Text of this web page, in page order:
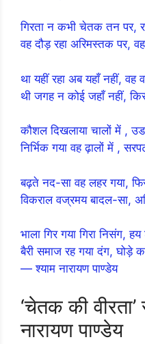
गिरता न कभी चेतक तन पर,
वह दौड़ रहा अरिमस्तक पर,
था यहीं रहा अब यहाँ नहीं, वह
थी जगह न कोई जहाँ नहीं,
कौशल दिखलाया चालों में ,
निर्भिक गया वह ढ़ालों में ,
बढ़ते नद-सा वह लहर गया,
विकराल वज्रमय बादल-सा,
भाला गिर गया गिरा निसंग,
बैरी समाज रह गया दंग, घोड़े
— श्याम नारायण पाण्डेय
‘चेतक की
नारायण पाण्डेय